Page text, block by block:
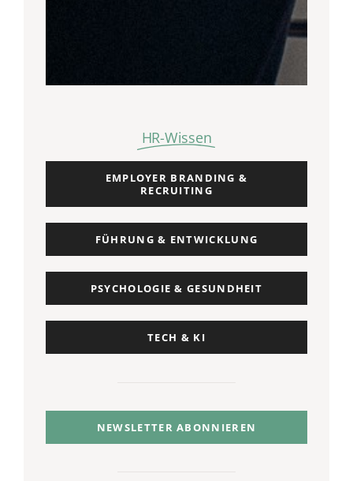
HR-Wissen
EMPLOYER BRANDING &
RECRUITING
FÜHRUNG & ENTWICKLUNG
PSYCHOLOGIE & GESUNDHEIT
TECH & KI
NEWSLETTER ABONNIEREN